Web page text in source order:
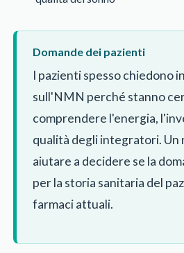
Domande dei pazienti
I pazienti spesso chiedono
sull'NMN perché stanno
comprendere l'energia,
qualità degli integratori. Un
aiutare a decidere se la
per la storia sanitaria del
farmaci attuali.